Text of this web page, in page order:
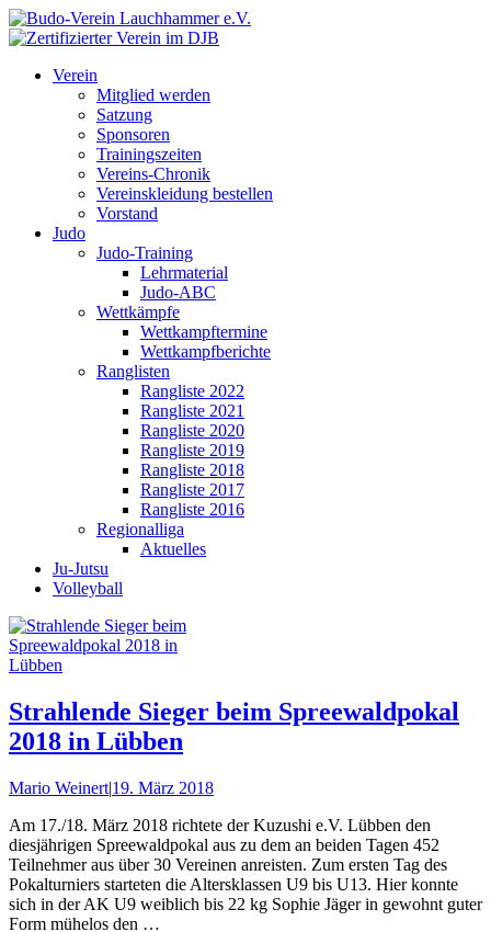
Verein
Mitglied werden
Satzung
Sponsoren
Trainingszeiten
Vereins-Chronik
Vereinskleidung bestellen
Vorstand
Judo
Judo-Training
Lehrmaterial
Judo-ABC
Wettkämpfe
Wettkampftermine
Wettkampfberichte
Ranglisten
Rangliste 2022
Rangliste 2021
Rangliste 2020
Rangliste 2019
Rangliste 2018
Rangliste 2017
Rangliste 2016
Regionalliga
Aktuelles
Ju-Jutsu
Volleyball
Strahlende Sieger beim Spreewaldpokal
2018 in Lübben
Mario Weinert|19. März 2018
Am 17./18. März 2018 richtete der Kuzushi e.V. Lübben den
diesjährigen Spreewaldpokal aus zu dem an beiden Tagen 452
Teilnehmer aus über 30 Vereinen anreisten. Zum ersten Tag des
Pokalturniers starteten die Altersklassen U9 bis U13. Hier konnte
sich in der AK U9 weiblich bis 22 kg Sophie Jäger in gewohnt guter
Form mühelos den …